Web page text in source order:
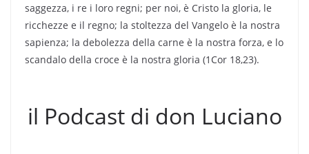
saggezza, i re i loro regni; per noi, è Cristo la gloria, le
ricchezze e il regno; la stoltezza del Vangelo è la nostra
sapienza; la debolezza della carne è la nostra forza, e lo
scandalo della croce è la nostra gloria (1Cor 18,23).
il Podcast di don Luciano